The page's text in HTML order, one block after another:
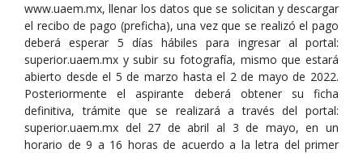
www.uaem.mx, llenar los datos que se solicitan y descargar
el recibo de pago (preficha), una vez que se realizó el pago
deberá esperar 5 días hábiles para ingresar al portal:
superior.uaem.mx y subir su fotografía, mismo que estará
abierto desde el 5 de marzo hasta el 2 de mayo de 2022.
Posteriormente el aspirante deberá obtener su ficha
definitiva, trámite que se realizará a través del portal:
superior.uaem.mx del 27 de abril al 3 de mayo, en un
horario de 9 a 16 horas de acuerdo a la letra del primer